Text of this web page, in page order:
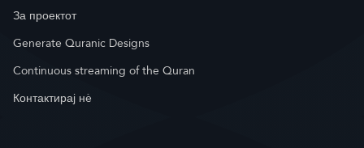
За проектот
Generate Quranic Designs
Continuous streaming of the Quran
Контактирај нè